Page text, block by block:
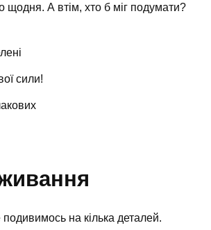
щодня. А втім, хто б міг подумати?
сили!
на кілька деталей.